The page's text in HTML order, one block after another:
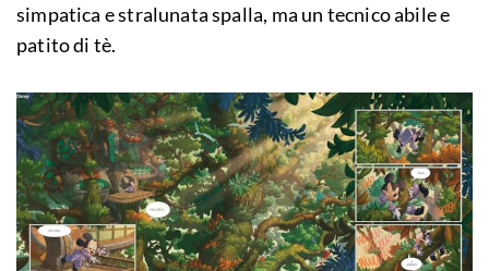
simpatica e stralunata spalla, ma un tecnico abile e
patito di tè.